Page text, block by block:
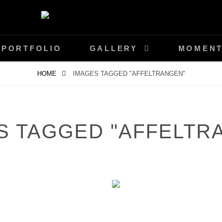
STEGER.CH
PORTFOLIO GALLERY
HOME IMAGES TAGGED "AFFELTRANGEN"
TAGGED